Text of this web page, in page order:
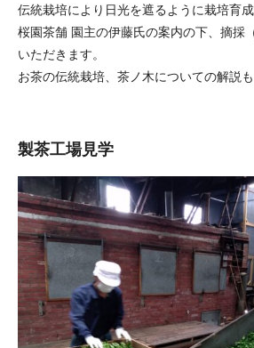
伝統栽培により日光を遮るように栽培育
桜園茶舗 園主の伊藤氏の案内の下、摘採
いただきます。
お茶の伝統栽培、茶ノ木についての解説
製茶工場見学